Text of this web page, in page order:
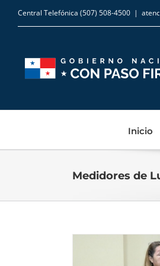
Central Telefónica (507) 508-4500 |
Inicio
Medidores de